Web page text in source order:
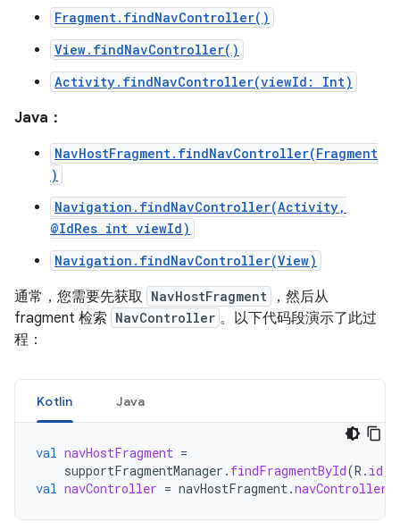
Fragment.findNavController()
View.findNavController()
Activity.findNavController(viewId: Int)
Java：
NavHostFragment.findNavController(Fragment
)
Navigation.findNavController(Activity,
@IdRes int viewId)
Navigation.findNavController(View)
通常，您需要先获取 NavHostFragment
，然后从
fragment 检索 NavController 。以下代码段演示了此过
程：
Kotlin Java
val navHostFragment =
supportFragmentManager . findFragmentById(R . id
val navController = navHostFragment.navController